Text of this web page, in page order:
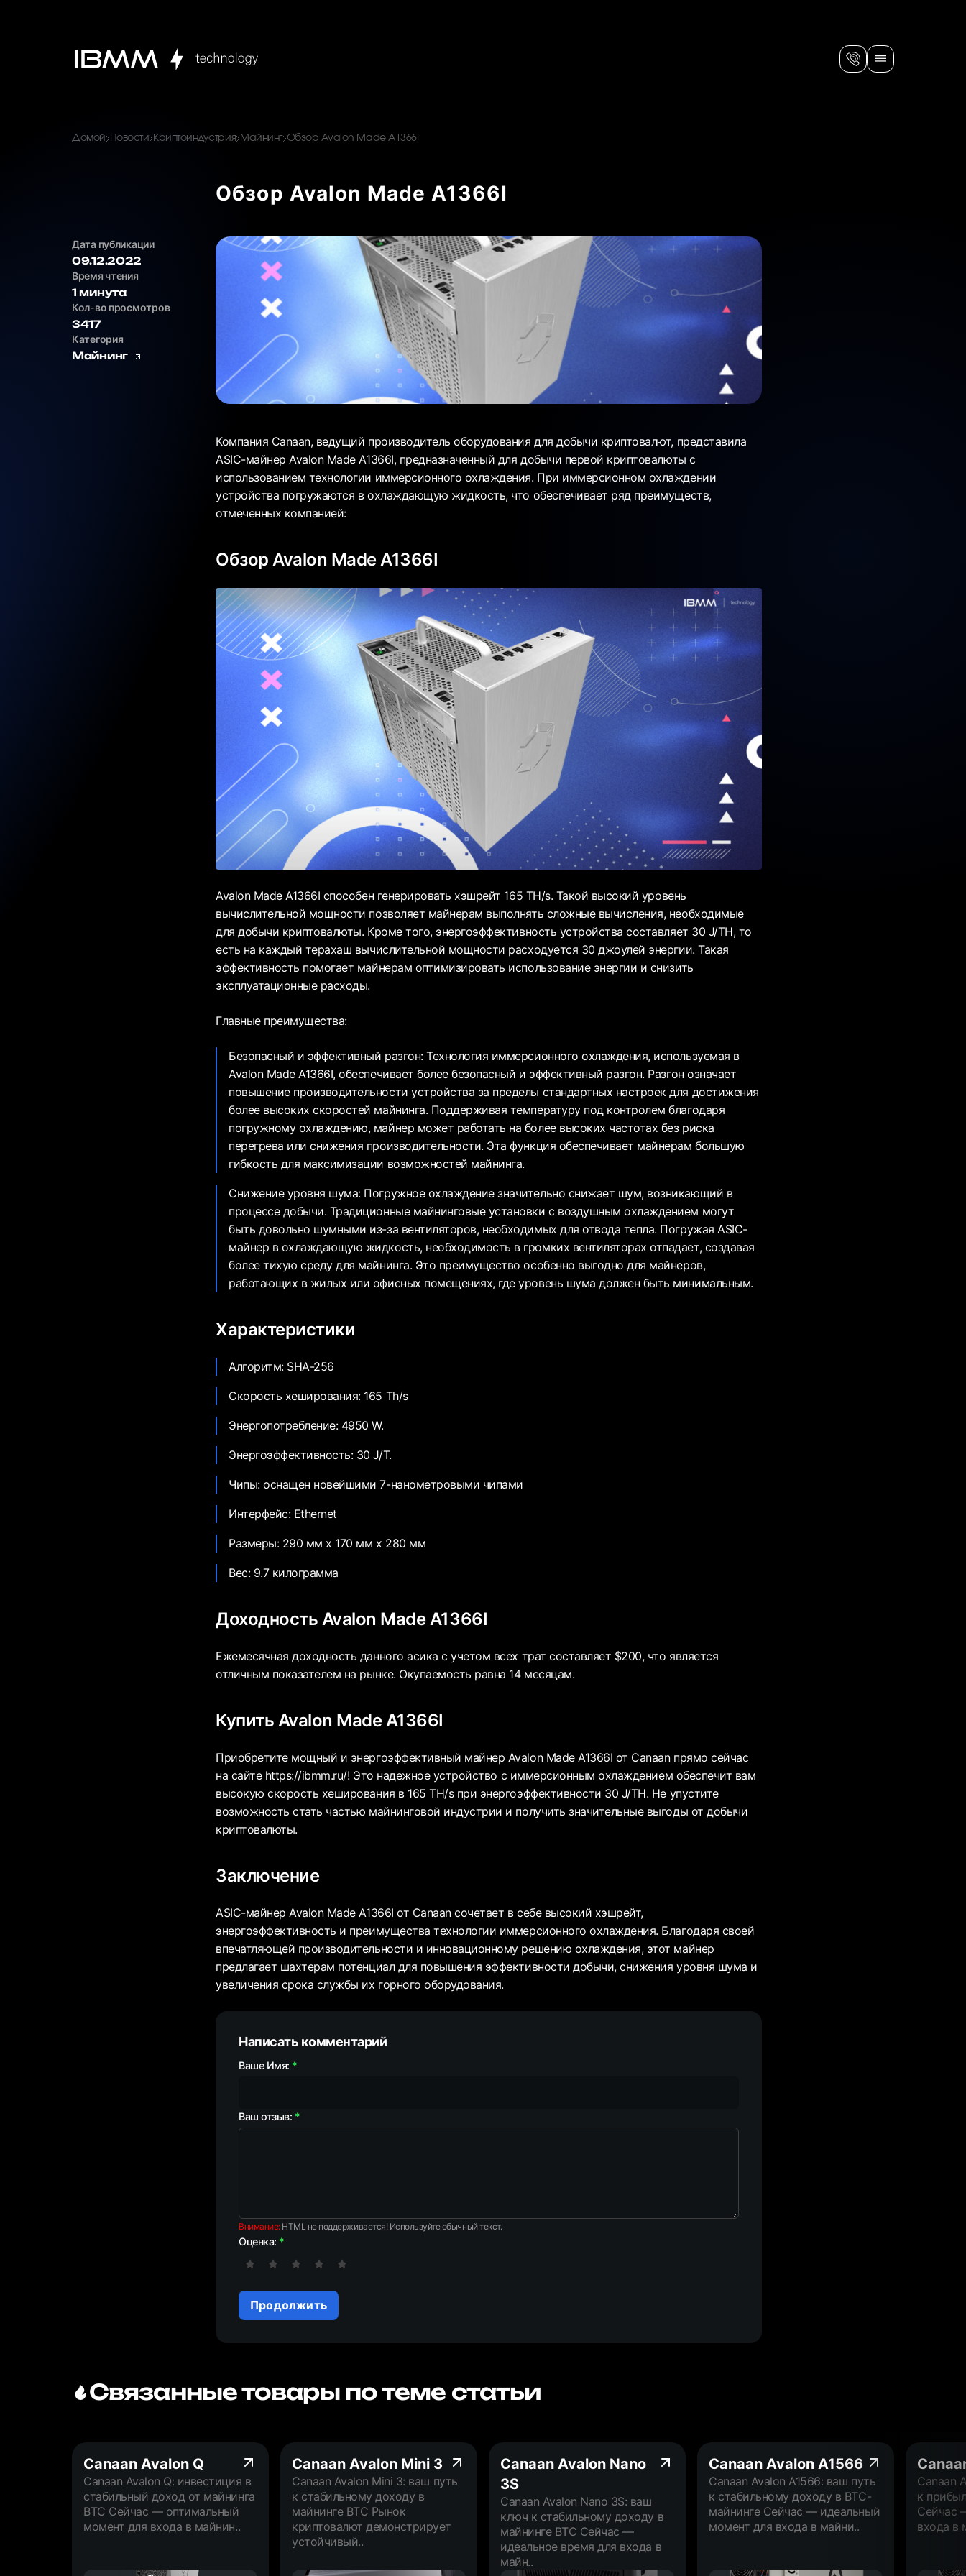
Домой Новости Криптоиндустрия Майнинг Обзор Avalon Made A1366I
Обзор Avalon Made A1366I
Дата публикации
09.12.2022
Время чтения
1 минута
Кол-во просмотров
3417
Категория
Майнинг
Компания Canaan, ведущий производитель оборудования для добычи криптовалют, представила
ASIC-майнер Avalon Made A1366I, предназначенный для добычи первой криптовалюты с
использованием технологии иммерсионного охлаждения. При иммерсионном охлаждении
устройства погружаются в охлаждающую жидкость, что обеспечивает ряд преимуществ,
отмеченных компанией:
Обзор Avalon Made A1366I
Avalon Made A1366I способен генерировать хэшрейт 165 TH/s. Такой высокий уровень
вычислительной мощности позволяет майнерам выполнять сложные вычисления, необходимые
для добычи криптовалюты. Кроме того, энергоэффективность устройства составляет 30 J/TH, то
есть на каждый терахаш вычислительной мощности расходуется 30 джоулей энергии. Такая
эффективность помогает майнерам оптимизировать использование энергии и снизить
эксплуатационные расходы.
Главные преимущества:
Безопасный и эффективный разгон: Технология иммерсионного охлаждения, используемая в
Avalon Made A1366I, обеспечивает более безопасный и эффективный разгон. Разгон означает
повышение производительности устройства за пределы стандартных настроек для достижения
более высоких скоростей майнинга. Поддерживая температуру под контролем благодаря
погружному охлаждению, майнер может работать на более высоких частотах без риска
перегрева или снижения производительности. Эта функция обеспечивает майнерам большую
гибкость для максимизации возможностей майнинга.
Снижение уровня шума: Погружное охлаждение значительно снижает шум, возникающий в
процессе добычи. Традиционные майнинговые установки с воздушным охлаждением могут
быть довольно шумными из-за вентиляторов, необходимых для отвода тепла. Погружая ASIC-
майнер в охлаждающую жидкость, необходимость в громких вентиляторах отпадает, создавая
более тихую среду для майнинга. Это преимущество особенно выгодно для майнеров,
работающих в жилых или офисных помещениях, где уровень шума должен быть минимальным.
Характеристики
Алгоритм: SHA-256
Скорость хеширования: 165 Th/s
Энергопотребление: 4950 W.
Энергоэффективность: 30 J/T.
Чипы: оснащен новейшими 7-нанометровыми чипами
Интерфейс: Ethernet
Размеры: 290 мм x 170 мм x 280 мм
Вес: 9.7 килограмма
Доходность Avalon Made A1366I
Ежемесячная доходность данного асика с учетом всех трат составляет $200, что является
отличным показателем на рынке. Окупаемость равна 14 месяцам.
Купить Avalon Made A1366I
Приобретите мощный и энергоэффективный майнер Avalon Made A1366I от Canaan прямо сейчас
на сайте https://ibmm.ru/! Это надежное устройство с иммерсионным охлаждением обеспечит вам
высокую скорость хеширования в 165 TH/s при энергоэффективности 30 J/TH. Не упустите
возможность стать частью майнинговой индустрии и получить значительные выгоды от добычи
криптовалюты.
Заключение
ASIC-майнер Avalon Made A1366I от Canaan сочетает в себе высокий хэшрейт,
энергоэффективность и преимущества технологии иммерсионного охлаждения. Благодаря своей
впечатляющей производительности и инновационному решению охлаждения, этот майнер
предлагает шахтерам потенциал для повышения эффективности добычи, снижения уровня шума и
увеличения срока службы их горного оборудования.
Написать комментарий
Ваше Имя:
Ваш отзыв:
Внимание:HTML не поддерживается! Используйте обычный текст.
Оценка:
Продолжить
Связанные товары по теме статьи
Canaan Avalon Q
Canaan Avalon Q: инвестиция в
стабильный доход от майнинга
BTC Сейчас — оптимальный
момент для входа в майнин..
Canaan Avalon Mini 3
Canaan Avalon Mini 3: ваш путь
к стабильному доходу в
майнинге BTC Рынок
криптовалют демонстрирует
устойчивый..
Canaan Avalon Nano
3S
Canaan Avalon Nano 3S: ваш
ключ к стабильному доходу в
майнинге BTC Сейчас —
идеальное время для входа в
майн..
Canaan Avalon A1566
Canaan Avalon A1566: ваш путь
к стабильному доходу в BTC-
майнинге Сейчас — идеальный
момент для входа в майни..
Canaan
к
Сейчас
входа в